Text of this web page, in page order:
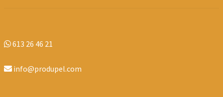
613 26 46 21
info@produpel.com